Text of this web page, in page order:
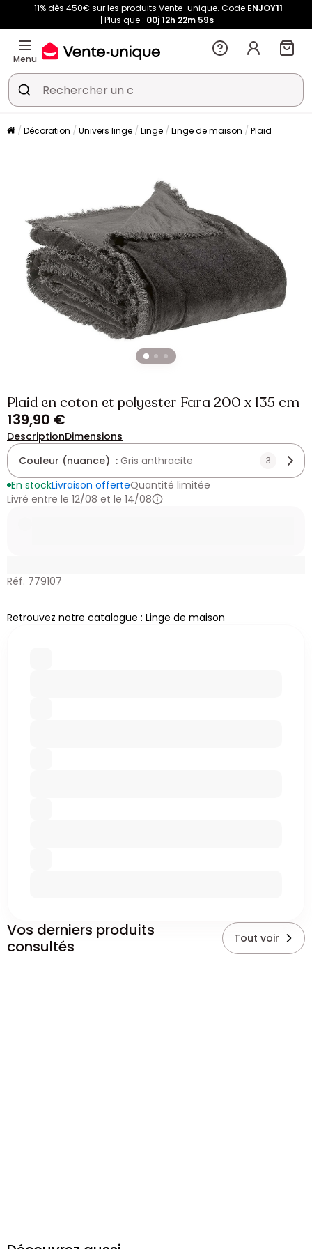
-11% dès 450€ sur les produits Vente-unique. Code ENJOY11
Plus que : 00j12h 22m 58s
Menu
Décoration Univers linge Linge Linge de maison Plaid
Plaid en coton et polyester Fara 200 x 135 cm
139,90 €
DescriptionDimensions
Couleur (nuance) : Gris anthracite 3
En stockLivraison offerteQuantité limitée
Livré entre le 12/08 et le 14/08
Réf. 779107
Retrouvez notre catalogue : Linge de maison
Vos derniers produits
consultés
Tout voir